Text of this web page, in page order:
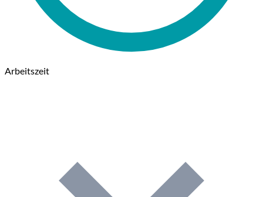
Arbeitszeit